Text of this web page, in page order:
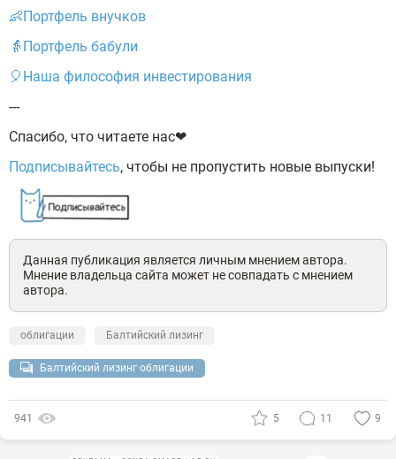
👶Портфель внучков
👵Портфель бабули
🎈Наша философия инвестирования
---
Спасибо, что читаете нас❤
Подписывайтесь, чтобы не пропустить новые выпуски!
Данная публикация является личным мнением автора.
Мнение владельца сайта может не совпадать с мнением
автора.
облигации Балтийский лизинг
Балтийский лизинг облигации
941 5 11 9